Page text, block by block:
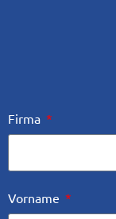
Firma
Vorname